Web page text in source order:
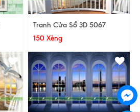
Tranh Cửa Sổ 3D 5067
150 Xèng